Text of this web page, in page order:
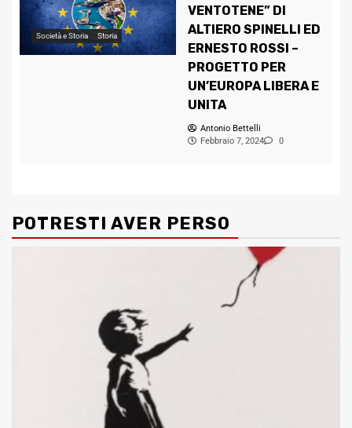
Società e Storia Storia
VENTOTENE” DI
ALTIERO SPINELLI ED
ERNESTO ROSSI –
PROGETTO PER
UN’EUROPA LIBERA E
UNITA
Antonio Bettelli
Febbraio 7, 2024
0
POTRESTI AVER PERSO